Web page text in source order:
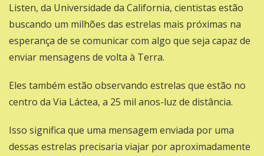
Listen, da Universidade da California, cientistas estão
buscando um milhões das estrelas mais próximas na
esperança de se comunicar com algo que seja capaz de
enviar mensagens de volta à Terra.
Eles também estão observando estrelas que estão no
centro da Via Láctea, a 25 mil anos-luz de distância.
Isso significa que uma mensagem enviada por uma
dessas estrelas precisaria viajar por aproximadamente